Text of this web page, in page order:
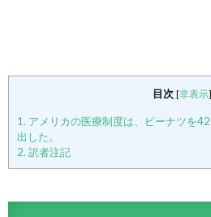
目次 [非表示]
1. アメリカの医療制度は、ピーナツを
出した。
2. 訳者注記